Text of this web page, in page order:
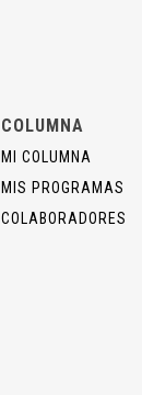
COLUMNA
MI COLUMNA
MIS PROGRAMAS
COLABORADORES